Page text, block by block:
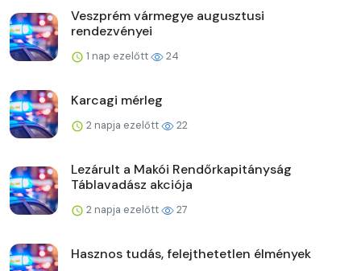
Veszprém vármegye augusztusi
rendezvényei
1 nap ezelőtt 24
Karcagi mérleg
2 napja ezelőtt 22
Lezárult a Makói Rendőrkapitányság
Táblavadász akciója
2 napja ezelőtt 27
Hasznos tudás, felejthetetlen élmények